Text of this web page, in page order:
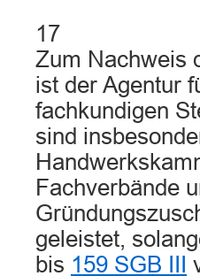
17
Zum Nachweis
ist der Agentur
fachkundigen
sind
Fachverbände
geleistet,
bis 159 SGB III